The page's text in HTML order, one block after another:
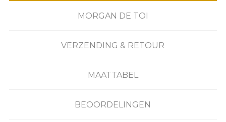
MORGAN DE TOI
VERZENDING & RETOUR
MAATTABEL
BEOORDELINGEN